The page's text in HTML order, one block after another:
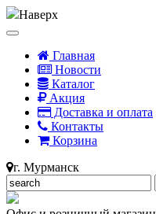
Наверх
Главная
Новости
Каталог
Акция
Доставка и оплата
Контакты
Корзина
г. Мурманск